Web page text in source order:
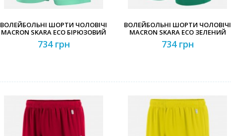
ВОЛЕЙБОЛЬНІ ШОРТИ ЧОЛОВІЧІ
MACRON SKARA ECO БІРЮЗОВИЙ
734 грн
ВОЛЕЙБОЛЬНІ ШОРТИ ЧОЛОВІЧІ
MACRON SKARA ECO ЗЕЛЕНИЙ
734 грн